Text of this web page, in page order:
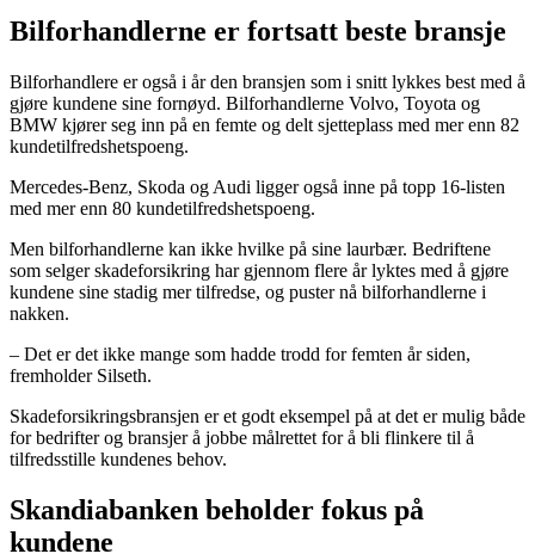
Bilforhandlerne er fortsatt beste bransje
Bilforhandlere er også i år den bransjen som i snitt lykkes best med å
gjøre kundene sine fornøyd. Bilforhandlerne Volvo, Toyota og
BMW kjører seg inn på en femte og delt sjetteplass med mer enn 82
kundetilfredshetspoeng.
Mercedes-Benz, Skoda og Audi ligger også inne på topp 16-listen
med mer enn 80 kundetilfredshetspoeng.
Men bilforhandlerne kan ikke hvilke på sine laurbær. Bedriftene
som selger skadeforsikring har gjennom flere år lyktes med å gjøre
kundene sine stadig mer tilfredse, og puster nå bilforhandlerne i
nakken.
– Det er det ikke mange som hadde trodd for femten år siden,
fremholder Silseth.
Skadeforsikringsbransjen er et godt eksempel på at det er mulig både
for bedrifter og bransjer å jobbe målrettet for å bli flinkere til å
tilfredsstille kundenes behov.
Skandiabanken beholder fokus på
kundene